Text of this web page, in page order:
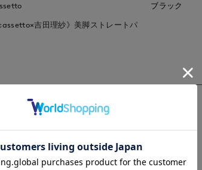
吉田理紗》美脚ストレートパ
ブラック